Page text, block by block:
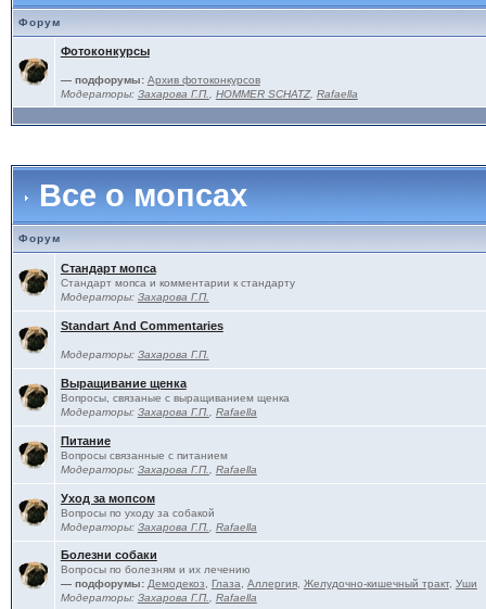
Форум
Фотоконкурсы
— подфорумы: Архив фотоконкурсов
Модераторы: Захарова Г.П. HOMMER SCHATZ, Rafaella
Все о мопсах
Форум
Стандарт мопса
Стандарт мопса и комментарии к стандарту
Модераторы: Захарова Г.П.
Standart And Commentaries
Модераторы: Захарова Г.П.
Выращивание щенка
Вопросы, связаные с выращиванием щенка
Модераторы: Захарова Г.П. Rafaella
Питание
Вопросы связанные с питанием
Модераторы: Захарова Г.П. Rafaella
Уход за мопсом
Вопросы по уходу за собакой
Модераторы: Захарова Г.П. Rafaella
Болезни собаки
Вопросы по болезням и их лечению
— подфорумы: Демодекоз Глаза Аллергия, Желудочно-кишечный тракт, Уши
Модераторы: Захарова Г.П. Rafaella